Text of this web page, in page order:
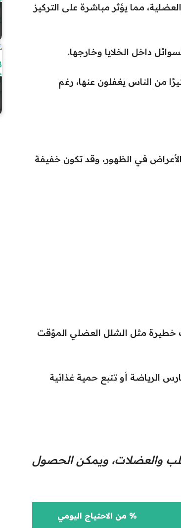
مما يؤثر مباشرة على التركيز
داخل الخلايا وخارجها.
من الناس يغفلون عنها، رغم
في الظهور، وقد تكون خفيفة
خطيرة مثل الشلل العضلي المؤقت
الرياضة أو تتبع حمية غذائية
والعضلات، ويمكن الحصول
% من الاحتياج اليومي